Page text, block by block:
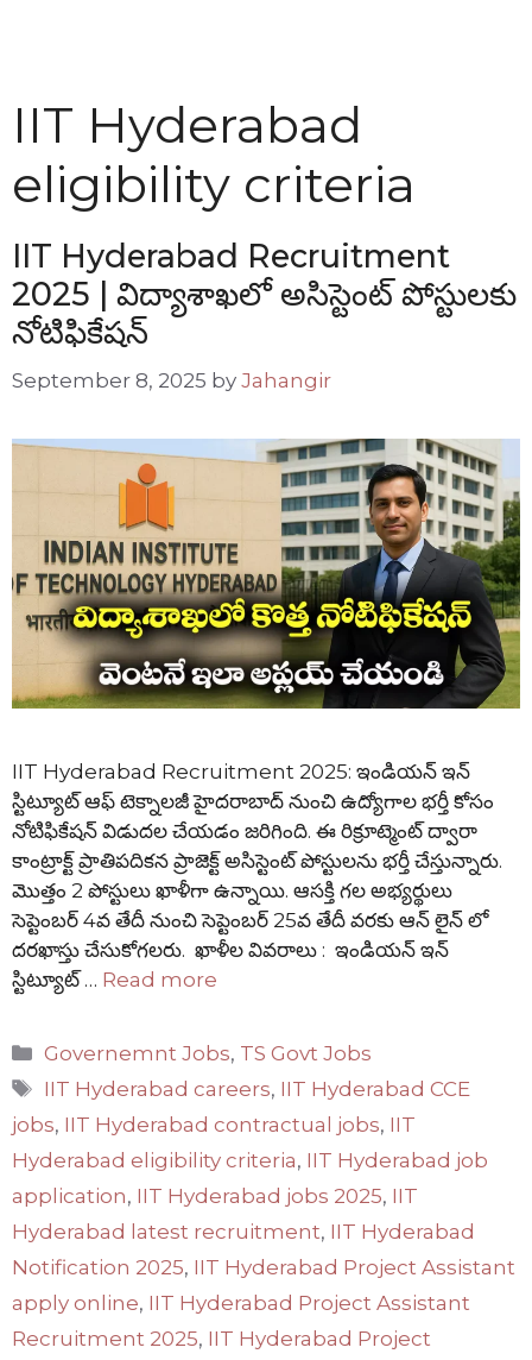
IIT Hyderabad
eligibility criteria
IIT Hyderabad Recruitment
2025 | విద్యాశాఖలో అసిస్టెంట్ పోస్టులకు
నోటిఫికేషన్
September 8, 2025 by Jahangir
IIT Hyderabad Recruitment 2025: ఇండియన్ ఇన్
స్టిట్యూట్ ఆఫ్ టెక్నాలజీ హైదరాబాద్ నుంచి ఉద్యోగాల భర్తీ కోసం
నోటిఫికేషన్ విడుదల చేయడం జరిగింది. ఈ రిక్రూట్మెంట్ ద్వారా
కాంట్రాక్ట్ ప్రాతిపదికన ప్రాజెక్ట్ అసిస్టెంట్ పోస్టులను భర్తీ చేస్తున్నారు.
మొత్తం 2 పోస్టులు ఖాళీగా ఉన్నాయి. ఆసక్తి గల అభ్యర్థులు
సెప్టెంబర్ 4వ తేదీ నుంచి సెప్టెంబర్ 25వ తేదీ వరకు ఆన్ లైన్ లో
దరఖాస్తు చేసుకోగలరు. ఖాళీల వివరాలు : ఇండియన్ ఇన్
స్టిట్యూట్ … Read more
Categories
Governemnt Jobs, TS Govt Jobs
Tags
IIT Hyderabad careers, IIT Hyderabad CCE
jobs, IIT Hyderabad contractual jobs, IIT
Hyderabad eligibility criteria, IIT Hyderabad job
application, IIT Hyderabad jobs 2025, IIT
Hyderabad latest recruitment, IIT Hyderabad
Notification 2025, IIT Hyderabad Project Assistant
apply online, IIT Hyderabad Project Assistant
Recruitment 2025, IIT Hyderabad Project